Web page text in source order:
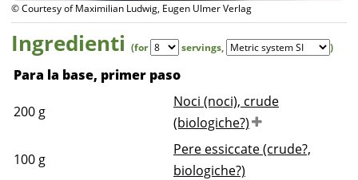
© Courtesy of Maximilian Ludwig, Eugen Ulmer Verlag
Ingredienti (for servings, )
Para la base, primer paso
200 g
Noci (noci), crude
(biologiche?)
100 g
Pere essiccate (crude?,
biologiche?)